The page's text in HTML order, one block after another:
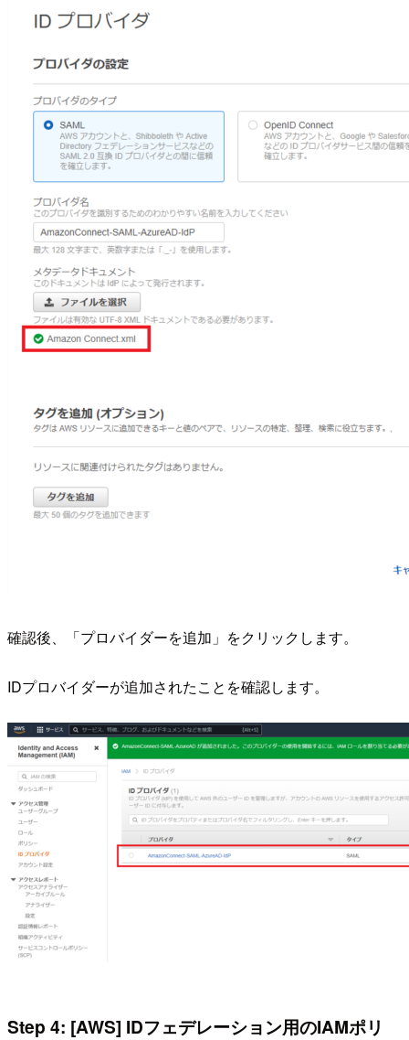
確認後、「プロバイダーを追加」をクリックします。
IDプロバイダーが追加されたことを確認します。
Step 4: [AWS] IDフェデレーション用のIAMポリ